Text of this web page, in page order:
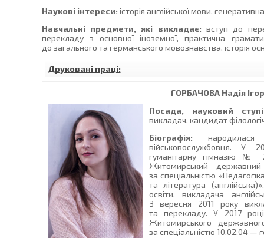
Наукові інтереси: історія англійської мови,
Навчальні предмети, які викладає: вступ до
перекладу з основної іноземної, практична
до загального та германського мовознавства, історія
Друковані праці:
ГОРБАЧОВАНадія
Посада, науковий
викладач, кандидат
Біографія:
військовослужбовця. У
гуманітарну гімназію №
Житомирський
за спеціальністю
та література
освіти, викладача
З вересня 2011 року
та перекладу. У 2017 році
Житомирського
за спеціальністю 10.02.04 —